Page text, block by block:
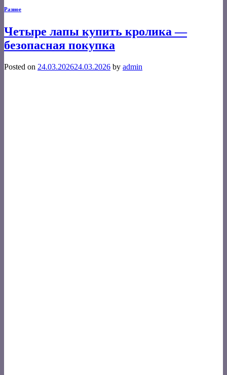
Разное
Четыре лапы купить кролика —
безопасная покупка
Posted on 24.03.202624.03.2026 by admin